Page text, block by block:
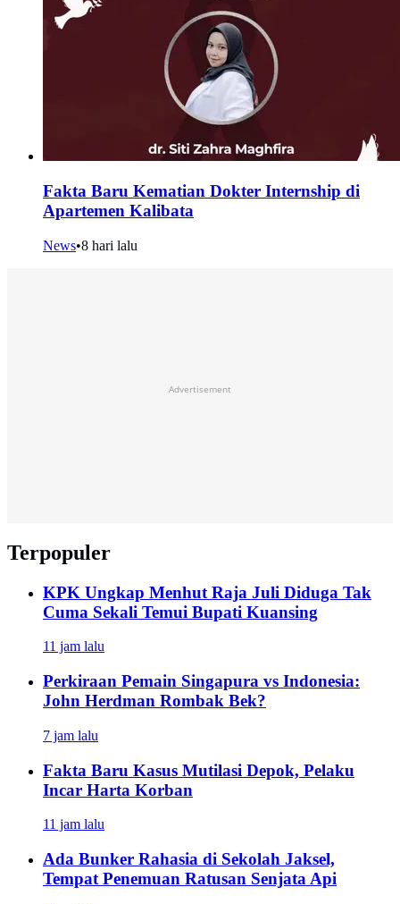
Fakta Baru Kematian Dokter Internship di
Apartemen Kalibata
News•8 hari lalu
Advertisement
Terpopuler
KPK Ungkap Menhut Raja Juli Diduga Tak
Cuma Sekali Temui Bupati Kuansing
11 jam lalu
Perkiraan Pemain Singapura vs Indonesia:
John Herdman Rombak Bek?
7 jam lalu
Fakta Baru Kasus Mutilasi Depok, Pelaku
Incar Harta Korban
11 jam lalu
Ada Bunker Rahasia di Sekolah Jaksel,
Tempat Penemuan Ratusan Senjata Api